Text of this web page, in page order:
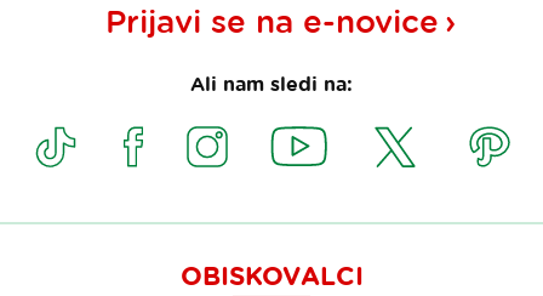
Prijavi se na e-novice
Ali nam sledi na:
OBISKOVALCI